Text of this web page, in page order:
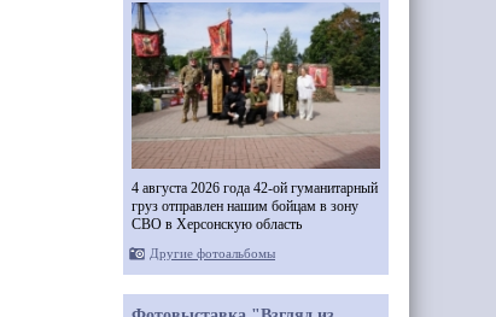
4 августа 2026 года 42-ой гуманитарный
груз отправлен нашим бойцам в зону
СВО в Херсонскую область
Другие фотоальбомы